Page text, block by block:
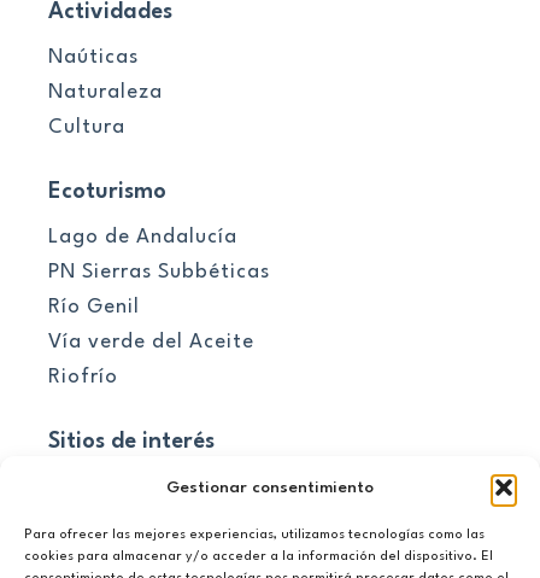
Gestionar consentimiento
Para ofrecer las mejores experiencias, utilizamos tecnologías como las
cookies para almacenar y/o acceder a la información del dispositivo. El
Actividades
Naúticas
Naturaleza
Cultura
Ecoturismo
Lago de Andalucía
PN Sierras Subbéticas
Río Genil
Vía verde del Aceite
Riofrío
Sitios de interés
El embalse